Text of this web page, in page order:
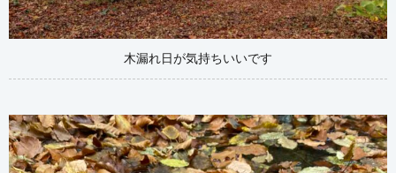
木漏れ日が気持ちいいです